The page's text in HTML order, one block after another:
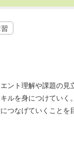
ント理解や課題の見立
ルを身につけていく。
つなげていくことを